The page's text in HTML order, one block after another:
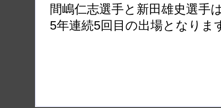
間嶋仁志選手と新田雄史選手
5年連続5回目の出場となりま